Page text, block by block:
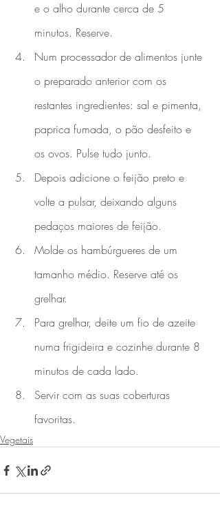
e o alho durante cerca de 5
minutos. Reserve.
Num processador de alimentos junte
o preparado anterior com os
restantes ingredientes: sal e pimenta,
paprica fumada, o pão desfeito e
os ovos. Pulse tudo junto.
Depois adicione o feijão preto e
volte a pulsar, deixando alguns
pedaços maiores de feijão.
Molde os hambúrgueres de um
tamanho médio. Reserve até os
grelhar.
Para grelhar, deite um fio de azeite
numa frigideira e cozinhe durante 8
minutos de cada lado.
Servir com as suas coberturas
favoritas.
Vegetais